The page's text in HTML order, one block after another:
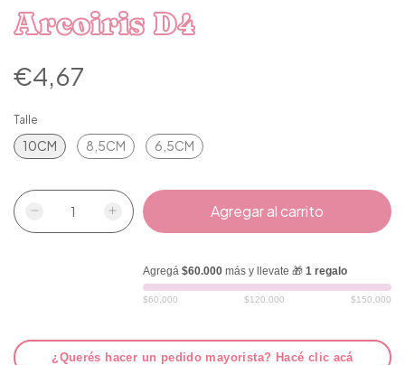
Arcoiris D4
€4,67
Talle
10CM 8,5CM 6,5CM
Agregá $60.000más y llevate 🎁 1 regalo
$60.000 $120.000 $150.000
¿Querés hacer un pedido mayorista? Hacé clic acá